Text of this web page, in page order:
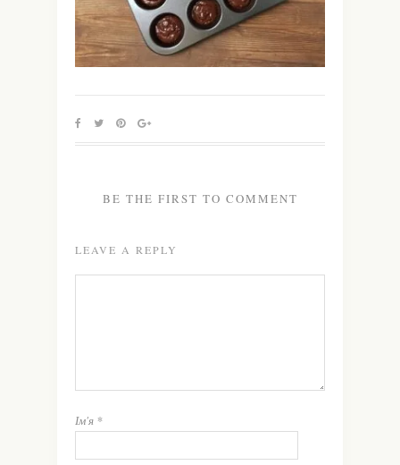
BE THE FIRST TO COMMENT
LEAVE A REPLY
Ім'я *